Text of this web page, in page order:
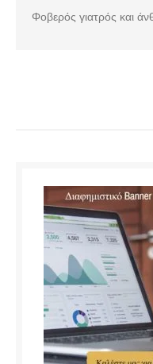
Φοβερός γιατρός και